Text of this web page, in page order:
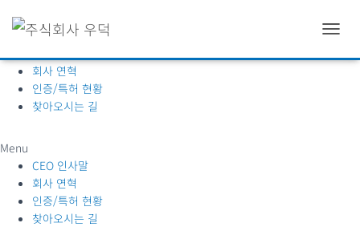
비
회사소개
회사 연혁
인증/특허 현황
찾아오시는 길
Menu
CEO 인사말
회사 연혁
인증/특허 현황
찾아오시는 길